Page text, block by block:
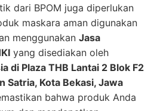
dari BPOM juga diperlukan
maskara aman digunakan
menggunakan Jasa
yang disediakan oleh
di Plaza THB Lantai 2 Blok F2
Satria, Kota Bekasi, Jawa
bahwa produk Anda